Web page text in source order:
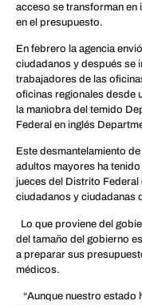
acceso se transforman
en el presupuesto.
En febrero la agencia
ciudadanos y después se
trabajadores de las
oficinas regionales desde
la maniobra del temido
Federal en inglés
Este desmantelamiento
adultos mayores ha
jueces del Distrito
ciudadanos y ciudadanas
Lo que proviene del
del tamaño del gobierno
a preparar sus
médicos.
“Aunque nuestro estado